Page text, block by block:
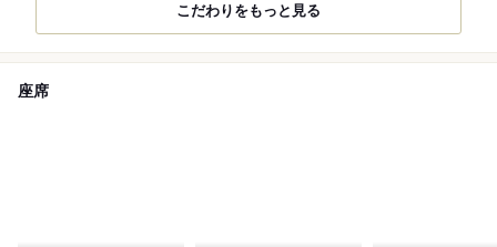
こだわりをもっと見る
座席